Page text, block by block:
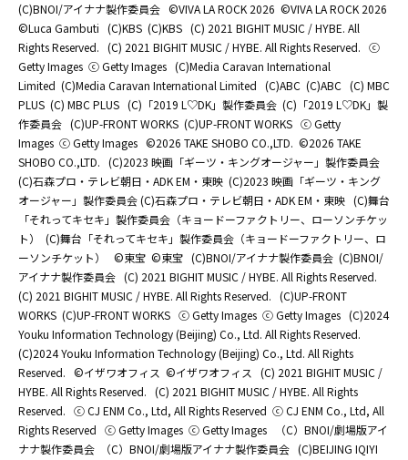
(C)BNOI/アイナナ製作委員会 ©️VIVA LA ROCK 2026 ©️VIVA LA ROCK 2026
©Luca Gambuti (C)KBS (C)KBS (C) 2021 BIGHIT MUSIC / HYBE. All
Rights Reserved. (C) 2021 BIGHIT MUSIC / HYBE. All Rights Reserved. ⓒ
Getty Images ⓒ Getty Images (C)Media Caravan International
Limited (C)Media Caravan International Limited (C)ABC (C)ABC (C) MBC
PLUS (C) MBC PLUS (C)「2019 L♡DK」製作委員会 (C)「2019 L♡DK」製
作委員会 (C)UP-FRONT WORKS (C)UP-FRONT WORKS ⓒ Getty
Images ⓒ Getty Images ©2026 TAKE SHOBO CO.,LTD. ©2026 TAKE
SHOBO CO.,LTD. (C)2023 映画「ギーツ・キングオージャー」製作委員会
(C)石森プロ・テレビ朝日・ADK EM・東映 (C)2023 映画「ギーツ・キング
オージャー」製作委員会 (C)石森プロ・テレビ朝日・ADK EM・東映 (C)舞台
「それってキセキ」製作委員会（キョードーファクトリー、ローソンチケッ
ト）
(C)舞台「それってキセキ」製作委員会（キョードーファクトリー、ロ
ーソンチケット）
©東宝 ©東宝 (C)BNOI/アイナナ製作委員会 (C)BNOI/
アイナナ製作委員会 (C) 2021 BIGHIT MUSIC / HYBE. All Rights Reserved.
(C) 2021 BIGHIT MUSIC / HYBE. All Rights Reserved. (C)UP-FRONT
WORKS (C)UP-FRONT WORKS ⓒ Getty Images ⓒ Getty Images (C)2024
Youku Information Technology (Beijing) Co., Ltd. All Rights Reserved.
(C)2024 Youku Information Technology (Beijing) Co., Ltd. All Rights
Reserved. ©イザワオフィス ©イザワオフィス
(C) 2021 BIGHIT MUSIC /
HYBE. All Rights Reserved. (C) 2021 BIGHIT MUSIC / HYBE. All Rights
Reserved. ⓒ CJ ENM Co., Ltd, All Rights Reserved ⓒ CJ ENM Co., Ltd, All
Rights Reserved ⓒ Getty Images ⓒ Getty Images
（C）BNOI/劇場版アイ
ナナ製作委員会
（C）BNOI/劇場版アイナナ製作委員会 (C)BEIJING IQIYI